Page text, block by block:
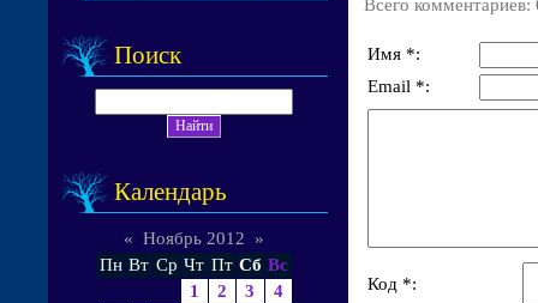
Поиск
Календарь
« Ноябрь 2012
»
Пн Вт Ср Чт Пт Сб Вс
1
2 3
4
Всего комментариев:
Имя *:
Email *:
Код *: